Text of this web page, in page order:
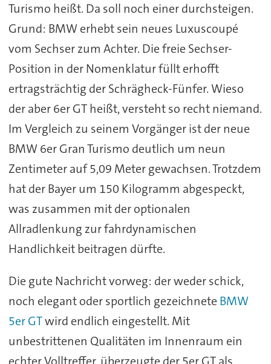
Turismo heißt. Da soll noch einer durchsteigen.
Grund: BMW erhebt sein neues Luxuscoupé
vom Sechser zum Achter. Die freie Sechser-
Position in der Nomenklatur füllt erhofft
ertragsträchtig der Schrägheck-Fünfer. Wieso
der aber 6er GT heißt, versteht so recht niemand.
Im Vergleich zu seinem Vorgänger ist der neue
BMW 6er Gran Turismo deutlich um neun
Zentimeter auf 5,09 Meter gewachsen. Trotzdem
hat der Bayer um 150 Kilogramm abgespeckt,
was zusammen mit der optionalen
Allradlenkung zur fahrdynamischen
Handlichkeit beitragen dürfte.
Die gute Nachricht vorweg: der weder schick,
noch elegant oder sportlich gezeichnete BMW
5er GTwird endlich eingestellt. Mit
unbestrittenen Qualitäten im Innenraum ein